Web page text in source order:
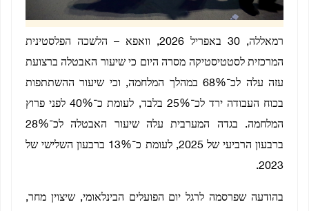
רמאללה, 30 באפריל 2026, וואפא – הלשכה הפלסטינית
המרכזית לסטטיסטיקה מסרה היום כי שיעור האבטלה ברצועת
עזה עלה לכ־68% במהלך המלחמה, וכי שיעור ההשתתפות
בכוח העבודה ירד לכ־25% בלבד, לעומת כ־40% לפני פרוץ
המלחמה. בגדה המערבית עלה שיעור האבטלה לכ־28%
ברבעון הרביעי של 2025, לעומת כ־13% ברבעון השלישי של
2023.
בהודעה שפרסמה לרגל יום הפועלים הבינלאומי, שיצוין מחר,